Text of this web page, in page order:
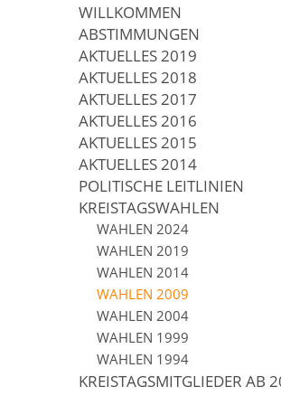
WILLKOMMEN
ABSTIMMUNGEN
AKTUELLES 2019
AKTUELLES 2018
AKTUELLES 2017
AKTUELLES 2016
AKTUELLES 2015
AKTUELLES 2014
POLITISCHE LEITLINIEN
KREISTAGSWAHLEN
WAHLEN 2024
WAHLEN 2019
WAHLEN 2014
WAHLEN 2009
WAHLEN 2004
WAHLEN 1999
WAHLEN 1994
KREISTAGSMITGLIEDER AB